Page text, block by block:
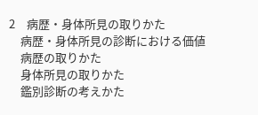
2 病歴・身体所見の取りかた
病歴・身体所見の診断における価値
病歴の取りかた
身体所見の取りかた
鑑別診断の考えかた